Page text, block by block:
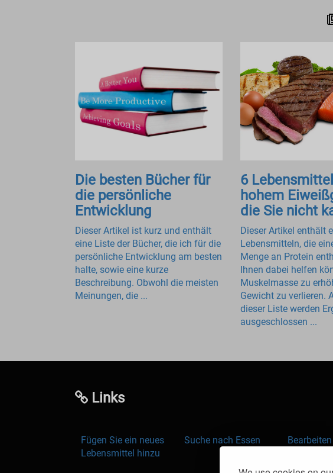
Die besten Bücher für
die persönliche
Entwicklung
Dieser Artikel ist kurz und enthält
eine Liste der Bücher, die ich für die
persönliche Entwicklung am besten
halte, sowie eine kurze
Beschreibung. Obwohl die meisten
Meinungen, die ...
6
hohem
die Sie nicht
Dieser Artikel enthält
Lebensmitteln, die
Menge an Protein
Ihnen dabei helfen
Muskelmasse zu
Gewicht zu verlieren.
dieser Liste werden
ausgeschlossen ...
Links
Fügen Sie ein neues
Lebensmittel hinzu
Suche nach Essen